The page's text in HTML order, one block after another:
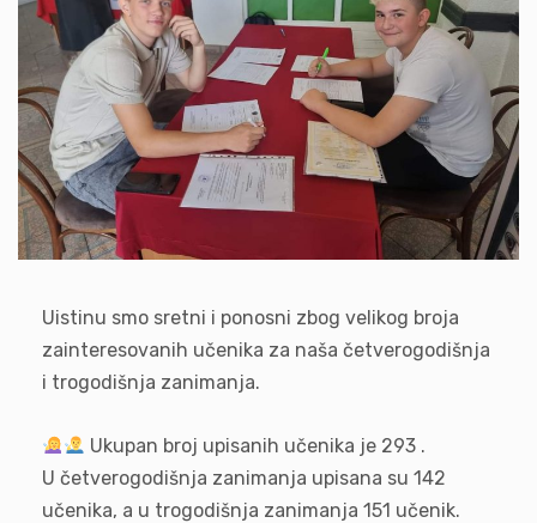
Uistinu smo sretni i ponosni zbog velikog broja
zainteresovanih učenika za naša četverogodišnja
i trogodišnja zanimanja.
Ukupan broj upisanih učenika je 293 .
U četverogodišnja zanimanja upisana su 142
učenika, a u trogodišnja zanimanja 151 učenik.